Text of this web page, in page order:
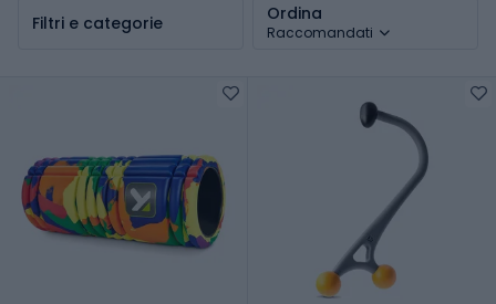
Filtri e categorie Ordina
Raccomandati